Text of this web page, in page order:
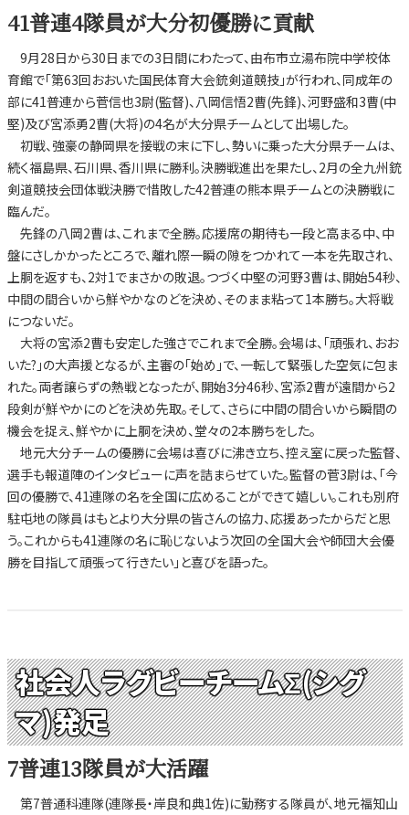
41普連4隊員が大分初優勝に貢献
9月28日から30日までの3日間にわたって、由布市立湯布院中学校体
育館で「第63回おおいた国民体育大会銃剣道競技」が行われ、同成年の
部に41普連から菅信也3尉(監督)、八岡信悟2曹(先鋒)、河野盛和3曹(中
堅)及び宮添勇2曹(大将)の4名が大分県チームとして出場した。
初戦、強豪の静岡県を接戦の末に下し、勢いに乗った大分県チームは、
続く福島県、石川県、香川県に勝利。決勝戦進出を果たし、2月の全九州銃
剣道競技会団体戦決勝で惜敗した42普連の熊本県チームとの決勝戦に
臨んだ。
先鋒の八岡2曹は、これまで全勝。応援席の期待も一段と高まる中、中
盤にさしかかったところで、離れ際一瞬の隙をつかれて一本を先取され、
上胴を返すも、2対1でまさかの敗退。つづく中堅の河野3曹は、開始54秒、
中間の間合いから鮮やかなのどを決め、そのまま粘って1本勝ち。大将戦
につないだ。
大将の宮添2曹も安定した強さでこれまで全勝。会場は、「頑張れ、おお
いた?」の大声援となるが、主審の「始め」で、一転して緊張した空気に包ま
れた。両者譲らずの熱戦となったが、開始3分46秒、宮添2曹が遠間から2
段剣が鮮やかにのどを決め先取。そして、さらに中間の間合いから瞬間の
機会を捉え、鮮やかに上胴を決め、堂々の2本勝ちをした。
地元大分チームの優勝に会場は喜びに沸き立ち、控え室に戻った監督、
選手も報道陣のインタビューに声を詰まらせていた。監督の菅3尉は、「今
回の優勝で、41連隊の名を全国に広めることができて嬉しい。これも別府
駐屯地の隊員はもとより大分県の皆さんの協力、応援あったからだと思
う。これからも41連隊の名に恥じないよう次回の全国大会や師団大会優
勝を目指して頑張って行きたい」と喜びを語った。
社会人ラグビーチームΣ(シグ
マ)発足
7普連13隊員が大活躍
第7普通科連隊(連隊長・岸良和典1佐)に勤務する隊員が、地元福知山